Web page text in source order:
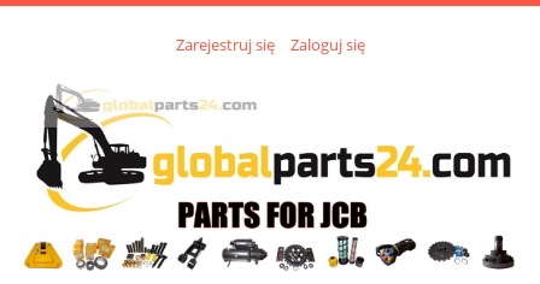
Zarejestruj się Zaloguj się